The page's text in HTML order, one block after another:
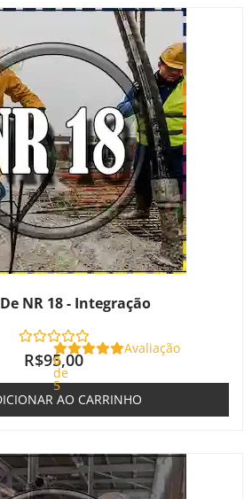
NR 18 - Integração
Avaliação
0
de
5
R$95,00
AO CARRINHO